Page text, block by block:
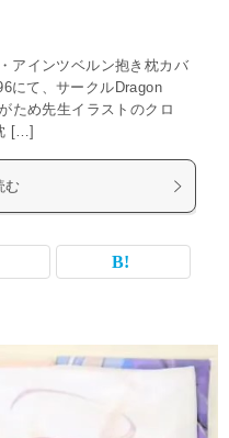
アインツベルン抱き枕カバ
にて、サークルDragon
ため先生イラストのクロ
[…]
む